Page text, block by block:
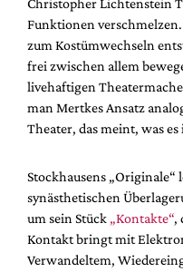
Christopher Lichtenstein
Funktionen
zum Kostümwechseln
frei zwischen allem
livehaftigen
man Mertkes Ansatz
Theater, das meint, was es
Stockhausens „Originale“
synästhetischen
um sein Stück „Kontakte“,
Kontakt bringt mit
Verwandeltem,